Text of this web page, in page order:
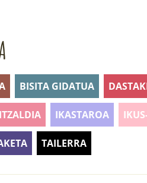
BISITA GIDATUA
IKASTAROA
TAILERRA